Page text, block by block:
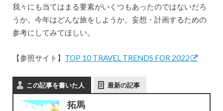
我々にも当てはまる要素がいくつもあったのではないだろ
うか。今年はどんな旅をしようか。妄想・計画するための
参考にしてみてほしい。
【参照サイト】 TOP 10 TRAVEL TRENDS FOR 2022
この記事を書いた人 最新の記事
拓馬